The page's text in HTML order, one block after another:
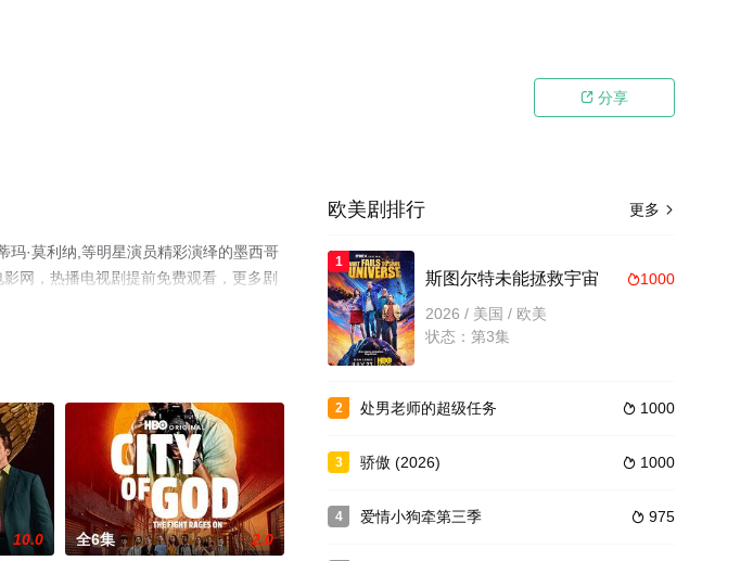
 分享
玛·莫利纳,等明星演员精彩演绎的墨西哥
网，热播电视剧提前免费观看，更多剧
10.0 全6集 2.0
更多 
欧美剧排行
1
1000
斯图尔特未能拯救宇宙
2026 / 美国 / 欧美
状态：第3集
2  1000
处男老师的超级任务
3  1000
骄傲 (2026)
4  975
爱情小狗牵第三季